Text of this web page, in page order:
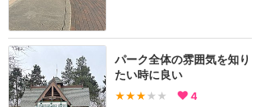
パーク全体の雰囲気を知り
たい時に良い
★★★ ★★ 4